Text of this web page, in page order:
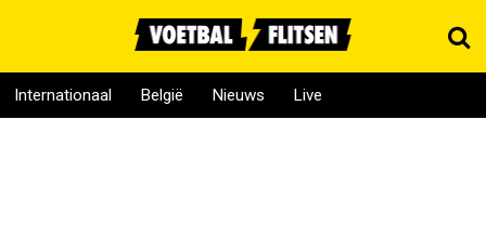
Internationaal België Nieuws Live